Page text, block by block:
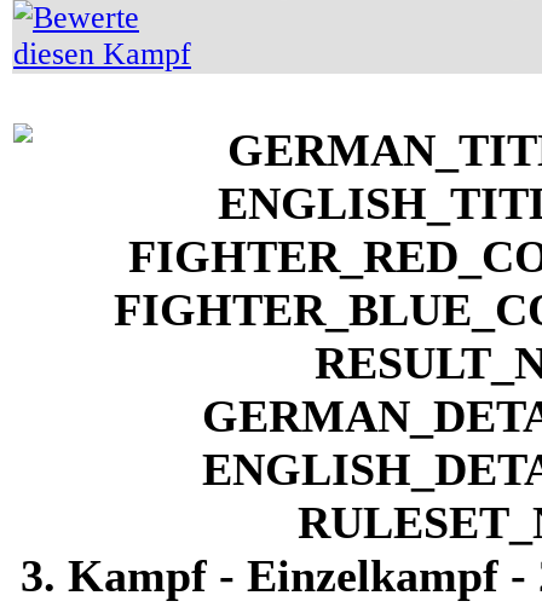
3. Kampf - Einzelkampf